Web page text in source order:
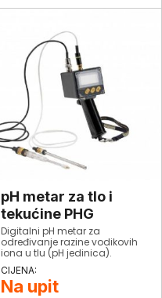
pH metar za tlo i
tekućine PHG
Digitalni pH metar za
određivanje razine vodikovih
iona u tlu (pH jedinica).
Na upit